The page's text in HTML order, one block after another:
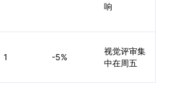
响
1 -5%
视觉评审集
中在周五